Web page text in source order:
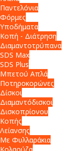
Παντελόνια
Φόρμες
Υποδήματα
Κοπή - Διάτρηση
Διαμαντοτρύπανα
SDS Max
SDS Plus
Μπετού Απλά
Ποτηροκορώνες
Δίσκοι
Διαμαντόδισκοι
Δισκοπρίονου
Κοπής
Λείανσης
Με Φυλλαράκια